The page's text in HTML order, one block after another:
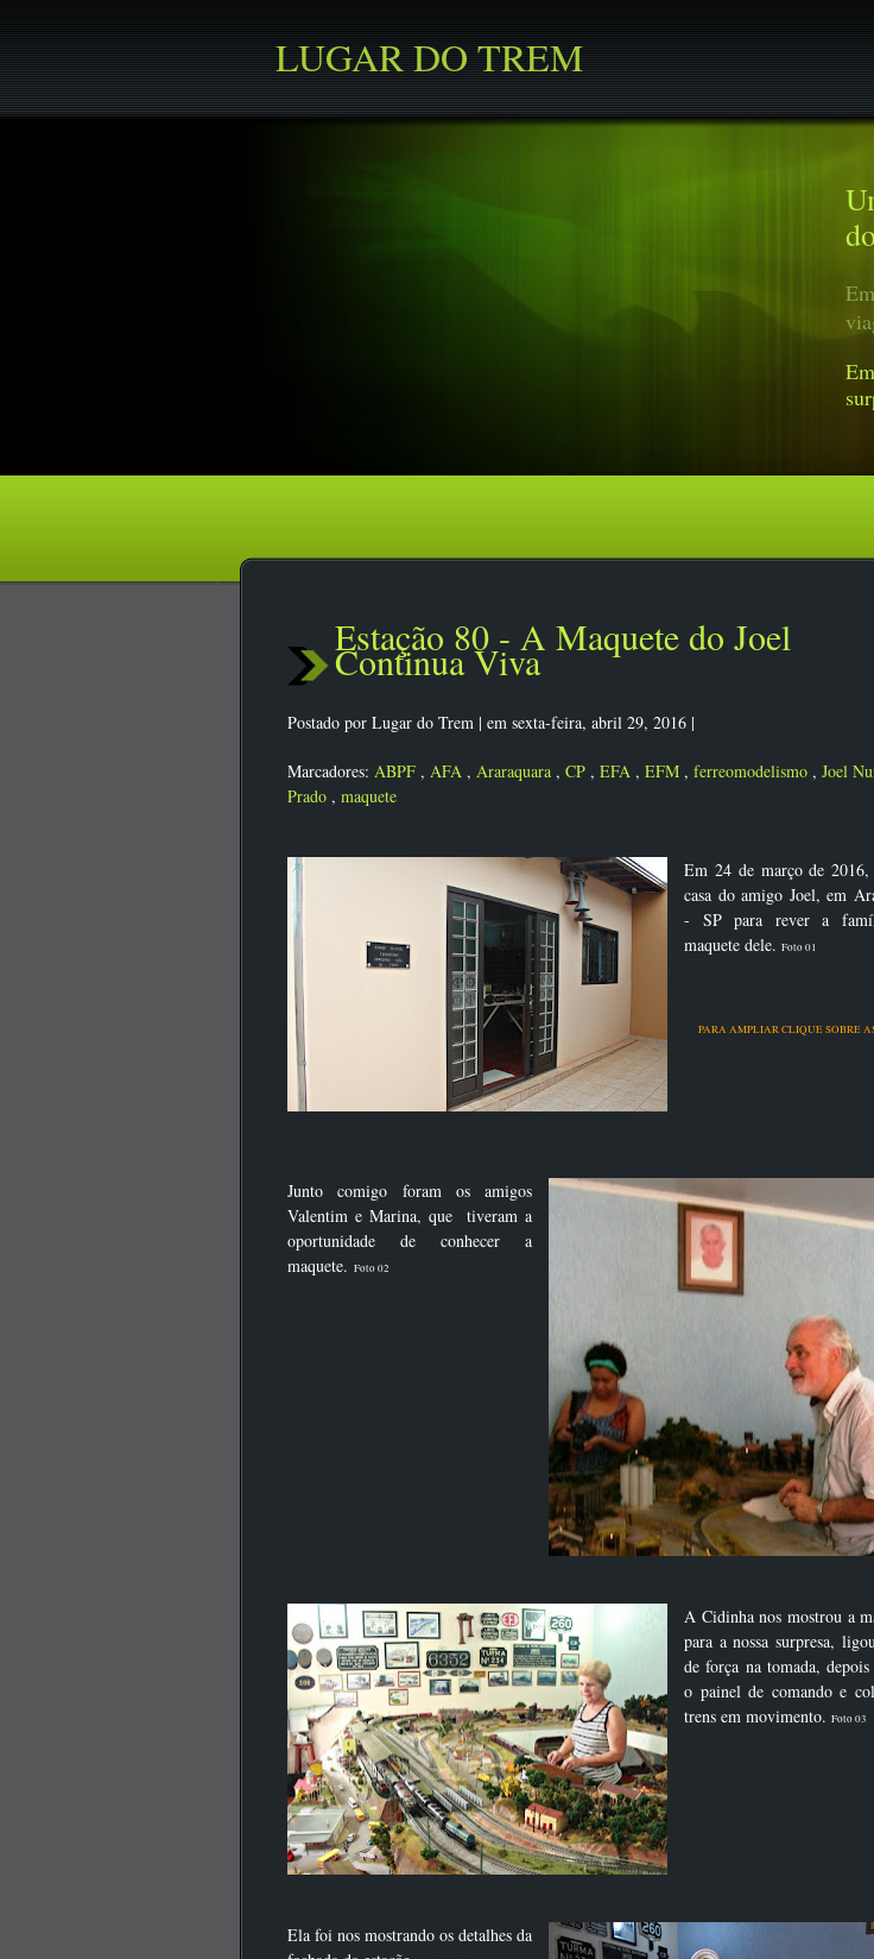
LUGAR DO TREM
Estação 80 - A Maquete do Joel
Continua Viva
Postado por Lugar do Trem | em sexta-feira, abril 29, 2016 |
Marcadores: ABPF , AFA , Araraquara , CP , EFA , EFM , ferreomodelismo , Joel
Prado , maquete
Em 24 de março de
casa do amigo Joel, em
- SP para rever a
maquete dele. Foto 01
PARA AMPLIAR CLIQUE SOBRE
Junto comigo foram os amigos
Valentim e Marina, que tiveram a
oportunidade de conhecer a
maquete. Foto 02
A Cidinha nos mostrou a
para a nossa surpresa,
de força na tomada,
o painel de comando e
trens em movimento. Foto 03
Ela foi nos mostrando os detalhes da